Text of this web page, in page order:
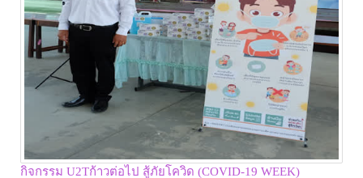
กิจกรรม U2Tก้าวต่อไป สู้ภัยโควิด (COVID-19 WEEK)